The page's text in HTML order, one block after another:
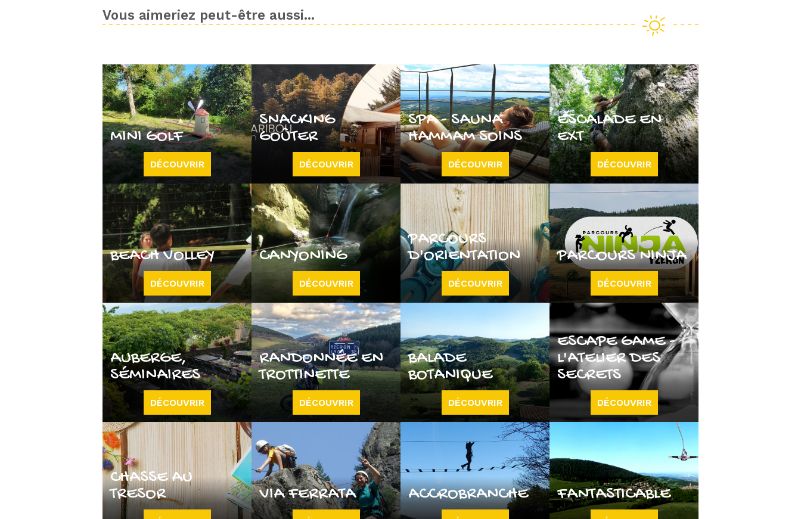
Vous aimeriez peut-être aussi...
MINI GOLF
DÉCOUVRIR
SNACKING
GOÛTER
DÉCOUVRIR
SPA - SAUNA
HAMMAM SOINS
DÉCOUVRIR
ESCALADE EN
EXT
DÉCOUVRIR
BEACH VOLLEY
DÉCOUVRIR
CANYONING
DÉCOUVRIR
PARCOURS
D'ORIENTATION
DÉCOUVRIR
PARCOURS NINJA
DÉCOUVRIR
AUBERGE,
SÉMINAIRES
DÉCOUVRIR
RANDONNÉE EN
TROTTINETTE
DÉCOUVRIR
BALADE
BOTANIQUE
DÉCOUVRIR
ESCAPE GAME -
L'ATELIER DES
SECRETS
DÉCOUVRIR
CHASSE AU
TRESOR
VIA FERRATA ACCROBRANCHE FANTASTICABLE